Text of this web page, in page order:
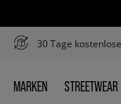
30 Tage
MARKEN
MARKEN STREETWEAR